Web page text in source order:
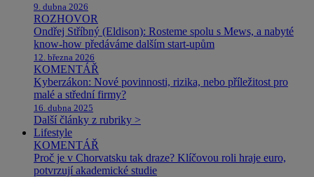
9. dubna 2026
ROZHOVOR
Ondřej Stříbný (Eldison): Rosteme spolu s Mews, a nabyté
know-how předáváme dalším start-upům
12. března 2026
KOMENTÁŘ
Kyberzákon: Nové povinnosti, rizika, nebo příležitost pro
malé a střední firmy?
16. dubna 2025
Další články z rubriky >
Lifestyle
KOMENTÁŘ
Proč je v Chorvatsku tak draze? Klíčovou roli hraje euro,
potvrzují akademické studie